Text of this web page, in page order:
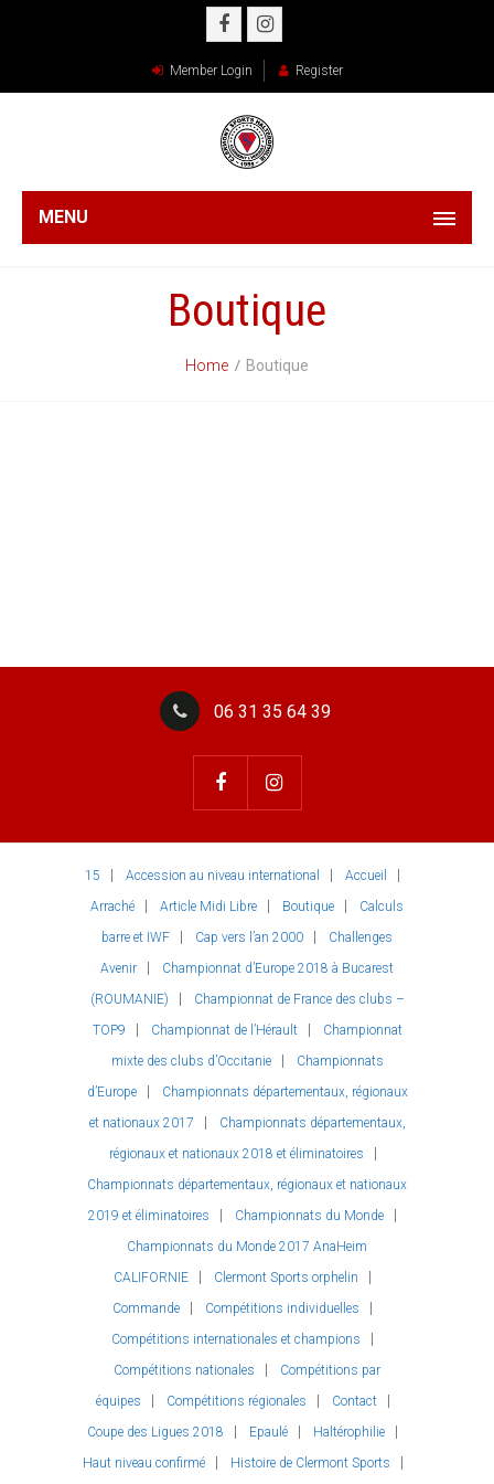
Member Login Register
MENU
Boutique
Home Boutique
06 31 35 64 39
15 Accession au niveau international
Accueil
Arraché
Article Midi Libre Boutique
Calculs
barre et IWF
Cap vers l’an 2000
Challenges
Avenir
Championnat d’Europe 2018 à Bucarest
(ROUMANIE)
Championnat de France des clubs –
TOP9
Championnat de l’Hérault
Championnat
mixte des clubs d’Occitanie
Championnats
d’Europe
Championnats départementaux, régionaux
et nationaux 2017
Championnats départementaux,
régionaux et nationaux 2018 et éliminatoires
Championnats départementaux, régionaux et nationaux
2019 et éliminatoires
Championnats du Monde
Championnats du Monde 2017 AnaHeim
CALIFORNIE
Clermont Sports orphelin
Commande
Compétitions individuelles
Compétitions internationales et champions
Compétitions nationales
Compétitions par
équipes
Compétitions régionales
Contact
Coupe des Ligues 2018
Epaulé
Haltérophilie
Haut niveau confirmé
Histoire de Clermont Sports